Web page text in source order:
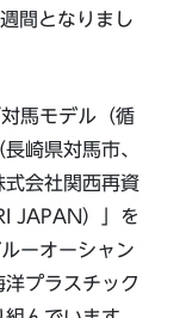
間となりまし
馬モデル（循
崎県対馬市、
式会社関西再資
JAPAN）」を
ーオーシャン
プラスチック